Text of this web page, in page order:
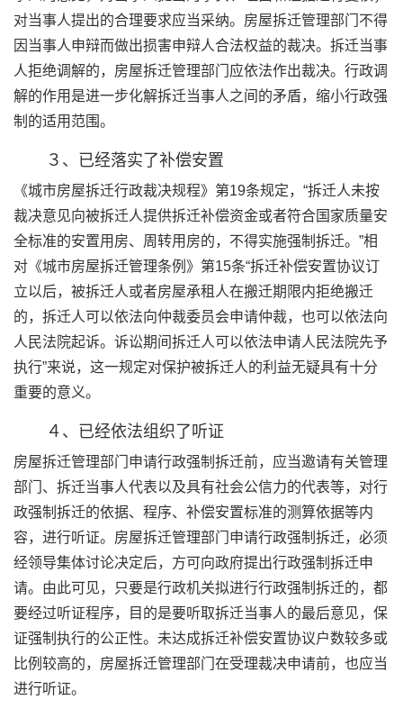
对当事人提出的合理要求应当采纳。房屋拆迁管理部门不得
因当事人申辩而做出损害申辩人合法权益的裁决。拆迁当事
人拒绝调解的，房屋拆迁管理部门应依法作出裁决。行政调
解的作用是进一步化解拆迁当事人之间的矛盾，缩小行政强
制的适用范围。
３、已经落实了补偿安置
《城市房屋拆迁行政裁决规程》第19条规定，“拆迁人未按
裁决意见向被拆迁人提供拆迁补偿资金或者符合国家质量安
全标准的安置用房、周转用房的，不得实施强制拆迁。”相
对《城市房屋拆迁管理条例》第15条“拆迁补偿安置协议订
立以后，被拆迁人或者房屋承租人在搬迁期限内拒绝搬迁
的，拆迁人可以依法向仲裁委员会申请仲裁，也可以依法向
人民法院起诉。诉讼期间拆迁人可以依法申请人民法院先予
执行”来说，这一规定对保护被拆迁人的利益无疑具有十分
重要的意义。
４、已经依法组织了听证
房屋拆迁管理部门申请行政强制拆迁前，应当邀请有关管理
部门、拆迁当事人代表以及具有社会公信力的代表等，对行
政强制拆迁的依据、程序、补偿安置标准的测算依据等内
容，进行听证。房屋拆迁管理部门申请行政强制拆迁，必须
经领导集体讨论决定后，方可向政府提出行政强制拆迁申
请。由此可见，只要是行政机关拟进行行政强制拆迁的，都
要经过听证程序，目的是要听取拆迁当事人的最后意见，保
证强制执行的公正性。未达成拆迁补偿安置协议户数较多或
比例较高的，房屋拆迁管理部门在受理裁决申请前，也应当
进行听证。